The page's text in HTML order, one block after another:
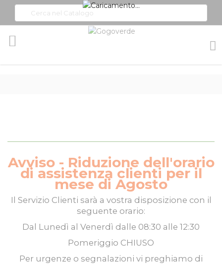
Avviso - Riduzione dell'orario
di assistenza clienti per il
mese di Agosto
Il Servizio Clienti sarà a vostra disposizione con il
seguente orario:
Dal Lunedì al Venerdì dalle 08:30 alle 12:30
Pomeriggio CHIUSO
Per urgenze o segnalazioni vi preghiamo di